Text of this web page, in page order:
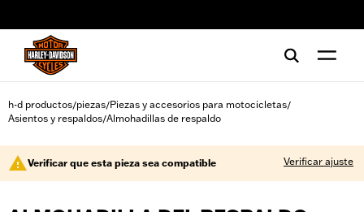
h-d productos/piezas/Piezas y accesorios para motocicletas/
Asientos y respaldos/Almohadillas de respaldo
Verificar que esta pieza sea compatible Verificar ajuste